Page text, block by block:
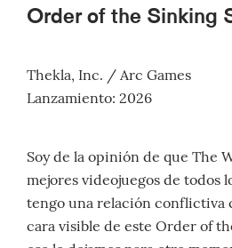
Order of the Sinking
Thekla, Inc. / Arc Games
Lanzamiento: 2026
Soy de la opinión de que The
mejores videojuegos de todos
tengo una relación conflictiva
cara visible de este Order of